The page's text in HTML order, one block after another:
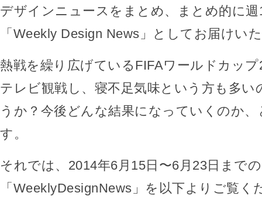
デザインニュースをまとめ、まとめ的に週
「Weekly Design News」としてお届けい
熱戦を繰り広げているFIFAワールドカッ
テレビ観戦し、寝不足気味という方も多
うか？今後どんな結果になっていくのか
す。
それでは、2014年6月15日〜6月23日までの
「WeeklyDesignNews」を以下よりご覧く